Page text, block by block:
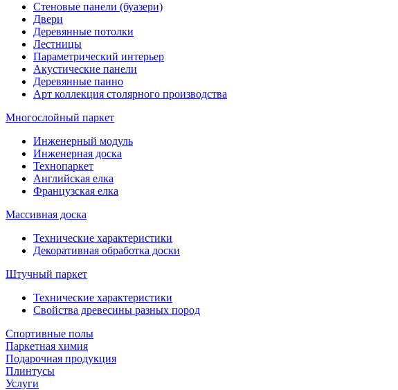
Стеновые панели (буазери)
Двери
Деревянные потолки
Лестницы
Параметрический интерьер
Акустические панели
Деревянные панно
Арт коллекция столярного производства
Многослойный паркет
Инженерный модуль
Инженерная доска
Технопаркет
Английская елка
Французская елка
Массивная доска
Технические характеристики
Декоративная обработка доски
Штучный паркет
Технические характеристики
Свойства древесины разных пород
Спортивные полы
Паркетная химия
Подарочная продукция
Плинтусы
Услуги